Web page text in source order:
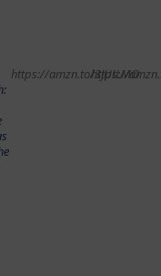
https://amzn.to/3JUILMO
https://